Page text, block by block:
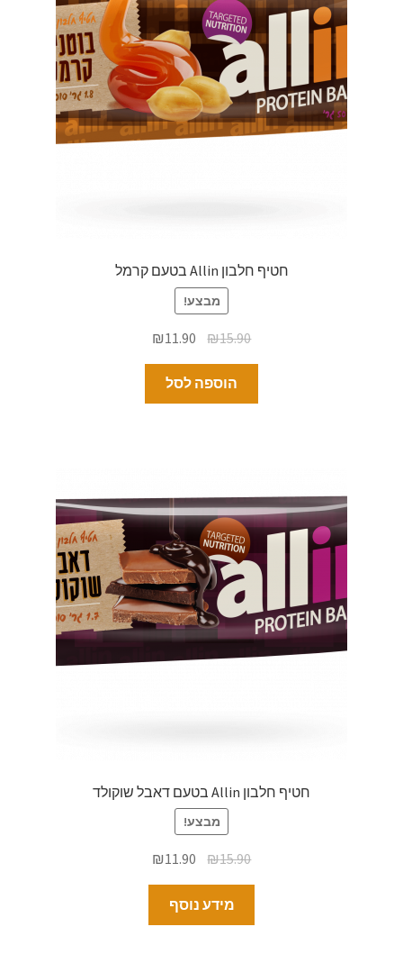
חטיף חלבון Allin בטעם קרמל
מבצע!
₪15.90
₪11.90
הוספה לסל
חטיף חלבון Allin בטעם דאבל שוקולד
מבצע!
₪15.90
₪11.90
מידע נוסף